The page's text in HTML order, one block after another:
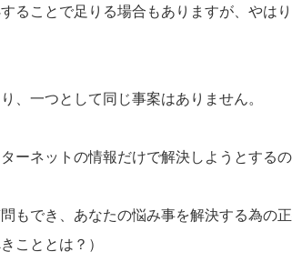
ることで足りる場合もありますが、やはり
、一つとして同じ事案はありません。
ーネットの情報だけで解決しようとする
もでき、あなたの悩み事を解決する為の正
こととは？）